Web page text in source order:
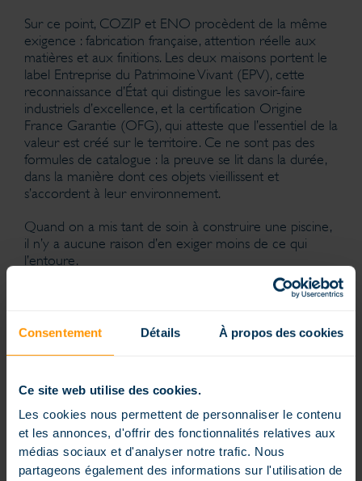
Consentement Détails À propos des cookies
Ce site web utilise des cookies.
Les cookies nous permettent de personnaliser le contenu
et les annonces, d'offrir des fonctionnalités relatives aux
médias sociaux et d'analyser notre trafic. Nous
partageons également des informations sur l'utilisation de
Sur ce point, COZIP et ENO procèdent de la même
exigence : fabrication française, attention réelle aux
matières et aux finitions. Les deux maisons portent le
label Entreprise du Patrimoine Vivant (EPV), cette
reconnaissance d’État qui distingue les savoir-faire
industriels d’excellence, et la certification Origine
France Garantie (OFG), qui atteste que l’essentiel de la
valeur est créé sur le territoire. Ce ne sont pas des
formules de catalogue : la preuve se lit dans la durée,
dans la manière dont ces objets vieillissent et
s’accordent à leur environnement.
Quand on a mis tant de soin à construire une piscine,
il n’y a aucune raison d’en exiger moins de ce qui
l’entoure.
Partager ce contenu
Comment avez vous trouvé cet article ?
Cliquez sur les étoiles pour l'évaluer !